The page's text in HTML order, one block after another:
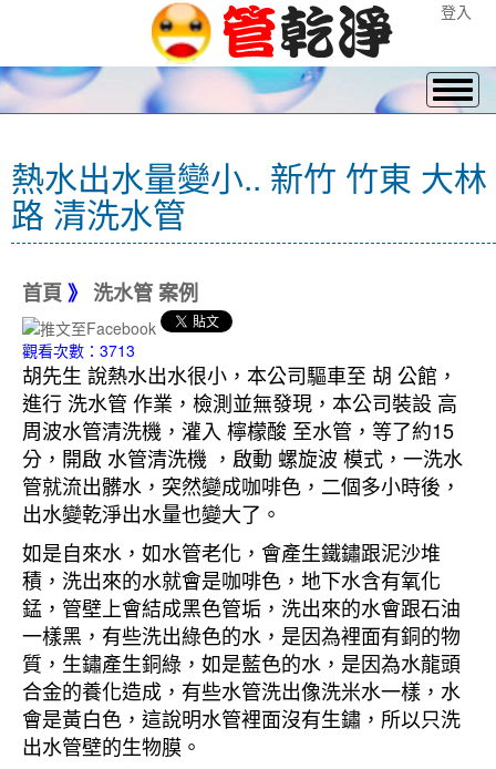
登入
熱水出水量變小.. 新竹 竹東 大林
路 清洗水管
首頁 》 洗水管 案例
觀看次數：3713
胡先生 說熱水出水很小，本公司驅車至 胡 公館，
進行 洗水管 作業，檢測並無發現，本公司裝設 高
周波水管清洗機，灌入 檸檬酸 至水管，等了約15
分，開啟 水管清洗機 ，啟動 螺旋波 模式，一洗水
管就流出髒水，突然變成咖啡色，二個多小時後，
出水變乾淨出水量也變大了。
如是自來水，如水管老化，會產生鐵鏽跟泥沙堆
積，洗出來的水就會是咖啡色，地下水含有氧化
錳，管壁上會結成黑色管垢，洗出來的水會跟石油
一樣黑，有些洗出綠色的水，是因為裡面有銅的物
質，生鏽產生銅綠，如是藍色的水，是因為水龍頭
合金的養化造成，有些水管洗出像洗米水一樣，水
會是黃白色，這說明水管裡面沒有生鏽，所以只洗
出水管壁的生物膜。